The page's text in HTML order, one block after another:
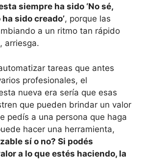
siempre ha sido ‘No sé,
sido creado’, porque las
a un ritmo tan rápido
arriesga.
tareas que antes
profesionales, el
nueva era sería que esas
que pueden brindar un valor
pedís a una persona que haga
hacer una herramienta,
sí o no? Si podés
a lo que estés haciendo, la